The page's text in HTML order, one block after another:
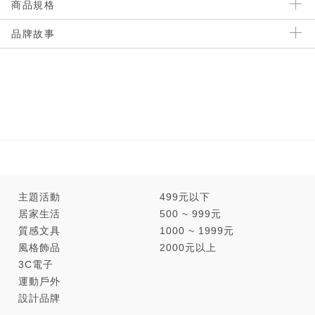
商品規格
品牌故事
主題活動
居家生活
質感文具
風格飾品
3C電子
運動戶外
設計品牌
499元以下
500 ~ 999元
1000 ~ 1999元
2000元以上